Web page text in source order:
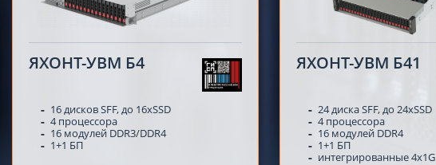
ЯХОНТ-УВМ Б4
16 дисков SFF, до 16xSSD
4 процессора
16 модулей DDR3/DDR4
1+1 БП
ЯХОНТ-УВМ Б41
24 диска SFF, до 24xSSD
4 процессора
16 модулей DDR4
1+1 БП
интегрированные 4x1G